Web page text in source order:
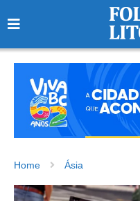
Home Ásia